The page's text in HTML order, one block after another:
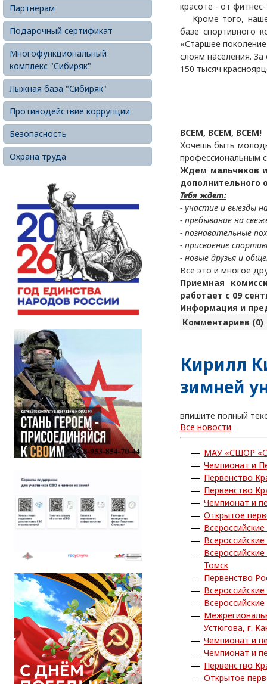
Партнёрам
Подарочный сертификат
Многофункциональный
комплекс "Сибиряк"
Лыжная база "Сибиряк"
Противодействие коррупции
Безопасность
Охрана труда
красоте - от
Кроме того, наше
базе спортивного
«Старшее
слоям населения.
150 тысяч
ВСЕМ, ВСЕМ, ВСЕМ!
Хочешь быть
профессиональным
Ждем мальчиков
дополнительного
Тебя ждет:
- участие и выезды
- пребывание на
- познавательные
- присвоение
- новые друзья и
Все это и многое
Приемная
работает с 09
Информация и
Комментариев (0)
Кирилл
зимней
впишите полный
Все новости
МАУ «СШОР
Чемпионат и
Первенство
Первенство
Чемпионат и
Открытое
Томск
Первенство
Устюгова, г.
Чемпионат и
Чемпионат и
Первенство
Открытое